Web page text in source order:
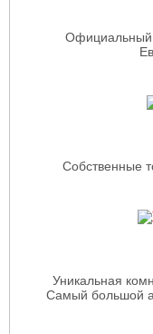
Официальный
Собственные
Уникальная
Самый большой